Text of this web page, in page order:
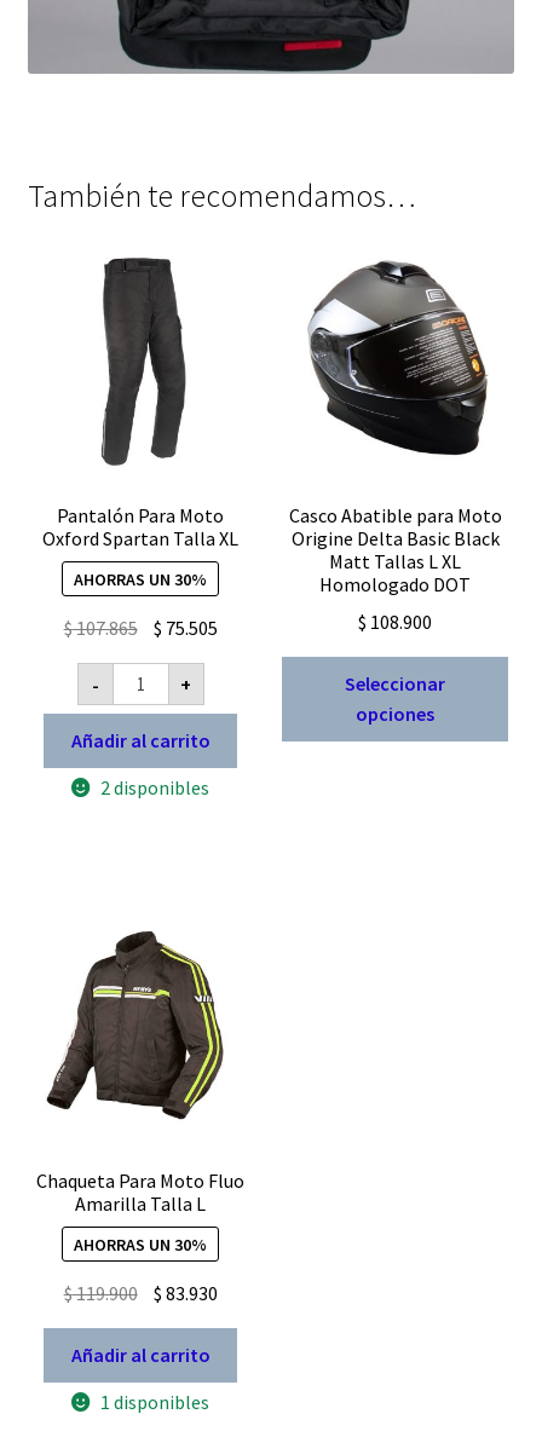
También te recomendamos…
Pantalón Para Moto
Oxford Spartan Talla XL
AHORRAS UN 30%
$107.865 El
precio
original
era:
$ 107.865.
$ 75.505El
es:
$ 75.505.
-
Pantalón
Para
Moto
Oxford
Spartan
Talla
XL
+
Añadir al carrito
2 disponibles
Casco Abatible para Moto
Origine Delta Basic Black
Matt Tallas L XL
Homologado DOT
$ 108.900
Seleccionar
opciones
Chaqueta Para Moto Fluo
Amarilla Talla L
AHORRAS UN 30%
$119.900 El
precio
original
era:
$ 119.900.
$ 83.930El
precio
es:
Añadir al carrito
1 disponibles